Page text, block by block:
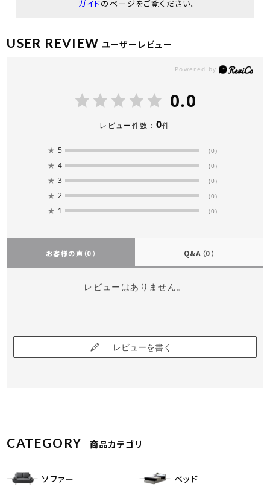
ガイドのページをご覧ください。
USER REVIEW ユーザーレビュー
0.0
レビュー件数： 0件
★ 5 (0)
★ 4 (0)
★ 3 (0)
★ 2 (0)
★ 1 (0)
お客様の声 （0） Q&A （0）
レビューはありません。
レビューを書く
CATEGORY 商品カテゴリ
ソファー ベッド